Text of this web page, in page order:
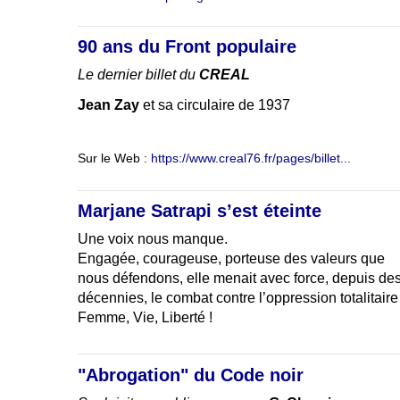
90 ans du Front populaire
Le dernier billet du CREAL
Jean Zay et sa circulaire de 1937
Sur le Web : https://www.creal76.fr/pages/billet...
Marjane Satrapi s’est éteinte
Une voix nous manque.
Engagée, courageuse, porteuse des valeurs que
nous défendons, elle menait avec force, depuis
décennies, le combat contre l’oppression totalitaire
Femme, Vie, Liberté !
"Abrogation" du Code noir